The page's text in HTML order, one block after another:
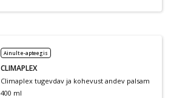
Ainult e-apteegis
CLIMAPLEX
Climaplex tugevdav ja kohevust andev palsam
400 ml